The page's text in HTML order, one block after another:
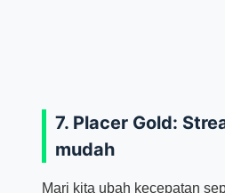
7. Placer Gold:
mudah
Mari kita ubah kecepatan